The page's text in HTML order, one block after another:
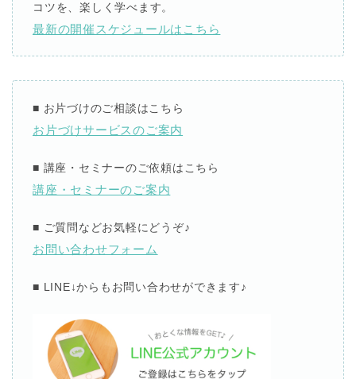
コツを、楽しく学べます。
最新の開催スケジュールはこちら
■ お片づけのご相談はこちら
お片づけサービスのご案内
■ 講座・セミナーのご依頼はこちら
講座・セミナーのご案内
■ ご質問などお気軽にどうぞ♪
お問い合わせフォーム
■ LINE↓からもお問い合わせができます♪